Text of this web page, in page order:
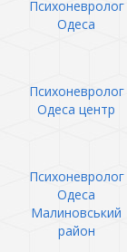
Психоневролог
Одеса
Психоневролог
Одеса центр
Психоневролог
Одеса
Малиновський
район